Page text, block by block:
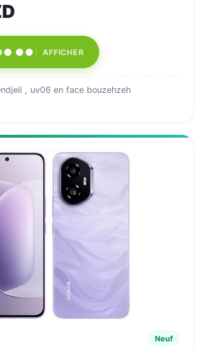
●● AFFICHER
, uv06 en face bouzehzeh
Neuf